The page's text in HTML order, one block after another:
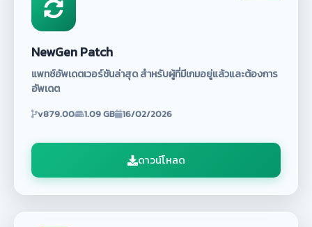
NewGen Patch
แพทช์อัพเดตเวอร์ชันล่าสุด สำหรับผู้ที่มีเกมอยู่แล้วและต้องการ
อัพเดต
v879.00 1.09 GB 16/02/2026
ดาวน์โหลด